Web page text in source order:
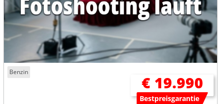
Benzin
€ 19.990
Bestpreisgarantie